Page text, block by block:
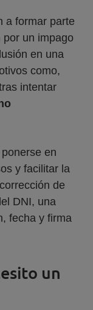
a formar parte
un impago
en una
como,
intentar
en
y facilitar la
de
DNI, una
fecha y firma
un